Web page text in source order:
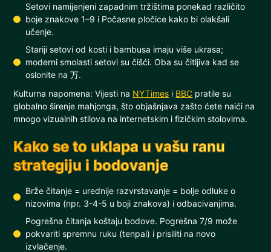
Setovi namijenjeni zapadnim tržištima ponekad različito
boje znakove 1–9 i Počasne pločice kako bi olakšali
učenje.
Stariji setovi od kosti i bambusa imaju više ukrasa;
moderni smolasti setovi su čišći. Oba su čitljiva kad se
oslonite na 万.
Kulturna napomena: Vijesti na NYTimes i BBC pratile su
globalno širenje mahjonga, što objašnjava zašto ćete naići na
mnogo vizualnih stilova na internetskim i fizičkim stolovima.
Kako se to uklapa u vašu ranu
strategiju i bodovanje
Brže čitanje = urednije razvrstavanje = bolje odluke o
nizovima (npr. 3-4-5 u boji znakova) i odbacivanjima.
Pogrešna čitanja koštaju bodove. Pogrešna 7/9 može
pokvariti spremnu ruku (tenpai) i prisiliti na novo
izvlačenje.